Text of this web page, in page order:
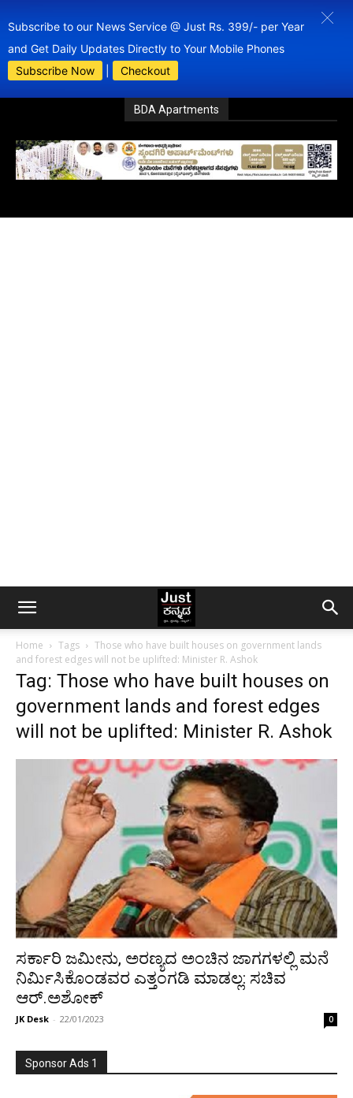
Subscribe to our News Service @ Just Rs. 399/- per Year
and Get Daily Updates Directly to Your Mobile Phones
Subscribe Now
Checkout
BDA Apartments
Home Tags
Those who have built houses on government lands
and forest edges will not be uplifted: Minister R. Ashok
Tag: Those who have built houses on
government lands and forest edges
will not be uplifted: Minister R. Ashok
ಸರ್ಕಾರಿ ಜಮೀನು, ಅರಣ್ಯದ ಅಂಚಿನ ಜಾಗಗಳಲ್ಲಿ ಮನೆ
ನಿರ್ಮಿಸಿಕೊಂಡವರ ಎತ್ತಂಗಡಿ ಮಾಡಲ್ಲ: ಸಚಿವ
ಆರ್.ಅಶೋಕ್
JK Desk - 22/01/2023 0
Sponsor Ads 1